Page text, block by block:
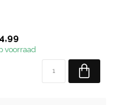
voorraad